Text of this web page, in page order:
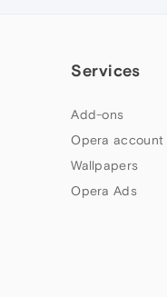
Services
Add-ons
Opera account
Wallpapers
Opera Ads